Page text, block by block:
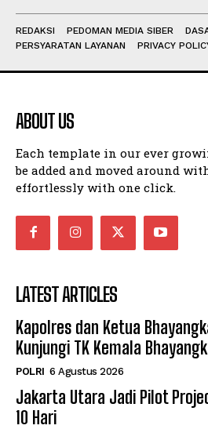
REDAKSI PEDOMAN MEDIA SIBER
PERSYARATAN LAYANAN
PRIVACY
ABOUT US
Each template in our ever
be added and moved around
effortlessly with one click.
LATEST ARTICLES
Kapolres dan Ketua
Kunjungi TK Kemala
POLRI 6 Agustus 2026
Jakarta Utara Jadi Pilot
10 Hari